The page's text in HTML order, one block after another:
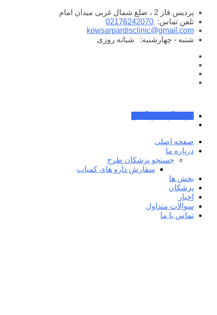
پرش
محتوا
پردیس فاز 2 ، ضلع شمال غربی میدان امام
تلفن تماس: 02176242070
kowsarpardisclinic@gmail.com
شنبه - چهارشنبه:
شبانه روزی
صفحه اصلی
درباره ما
جستجو پزشکان طرح
سفارش دارو های کمیاب
بخش ها
پزشکان
اخبار
سوالات متداول
تماس با ما